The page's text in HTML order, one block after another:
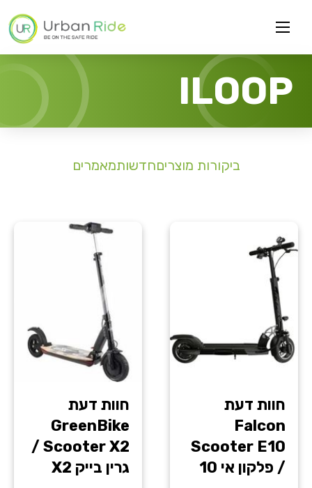
ILOOP
ביקורות מוצריםחדשותמאמרים
חוות דעת
Falcon
Scooter E10
/ פלקון אי 10
חוות דעת
GreenBike
Scooter X2 /
גרין בייק X2